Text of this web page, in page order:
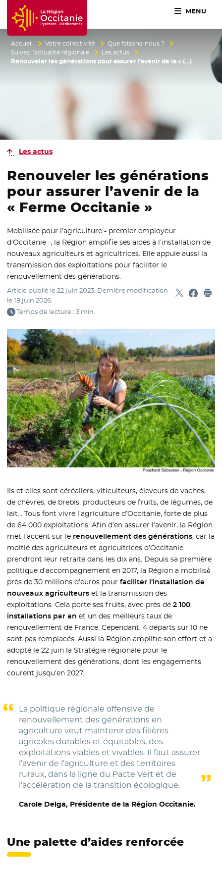
Accueil Région Occitanie / Pyrénées-Méditerranée
MENU
Accueil Votre collectivité
Que faisons-nous ?
Suivez l’actualité régionale
Les actus
Renouveler les générations pour assurer l’avenir de la « (…)
Les actus
Renouveler les générations
pour assurer l’avenir de la
« Ferme Occitanie »
Mobilisée pour l’agriculture - premier employeur
d’Occitanie -, la Région amplifie ses aides à l’installation de
nouveaux agriculteurs et agricultrices. Elle appuie aussi la
transmission des exploitations pour faciliter le
renouvellement des générations.
Article publié le22 juin 2023. Dernière modification
le18 juin 2026.
Temps de lecture : 3 min.
Partager
- Nouvelle
-
Ils et elles sont céréaliers, viticulteurs, éleveurs de vaches,
de chèvres, de brebis, producteurs de fruits, de légumes, de
lait… Tous font vivre l’agriculture d’Occitanie, forte de plus
de 64 000 exploitations. Afin d’en assurer l’avenir, la Région
met l’accent sur le renouvellement des générations, car la
moitié des agriculteurs et agricultrices d’Occitanie
prendront leur retraite dans les dix ans. Depuis sa première
politique d’accompagnement en 2017, la Région a mobilisé́
près de 30 millions d’euros pourfaciliter l’installation de
nouveaux agriculteurs et la transmission des
exploitations. Cela porte ses fruits, avec près de2 100
installations par an et un des meilleurs taux de
renouvellement de France. Cependant, 4 départs sur 10 ne
sont pas remplacés. Aussi la Région amplifie son effort et a
adopté le 22 juin la Stratégie régionale pour le
renouvellement des générations, dont les engagements
courent jusqu’en 2027.
La politique régionale offensive de
renouvellement des générations en
agriculture veut maintenir des filières
agricoles durables et équitables, des
exploitations viables et vivables. Il faut assurer
l’avenir de l’agriculture et des territoires
ruraux, dans la ligne du Pacte Vert et de
l’accélération de la transition écologique.
Carole Delga, Présidente de la Région Occitanie.
Une palette d’aides renforcée